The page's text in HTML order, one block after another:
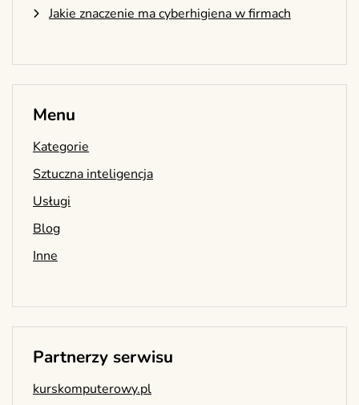
Jakie znaczenie ma cyberhigiena w firmach
Menu
Kategorie
Sztuczna inteligencja
Usługi
Blog
Inne
Partnerzy serwisu
kurskomputerowy.pl